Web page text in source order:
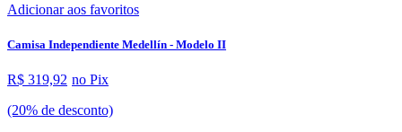
Adicionar aos favoritos
Camisa Independiente Medellín - Modelo II
R$ 319,92 no Pix
(20% de desconto)